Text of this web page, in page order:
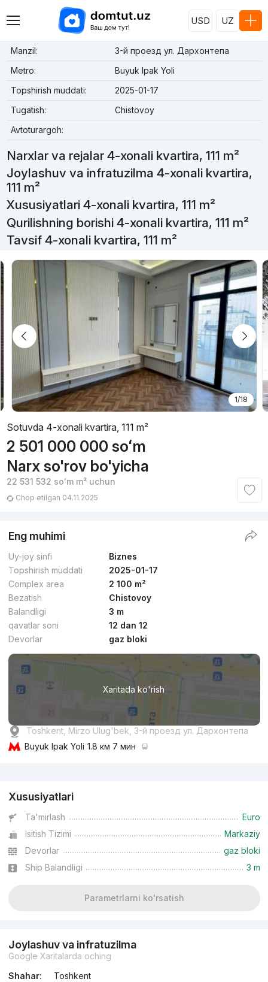
USD UZ
Manzil:
3-й проезд ул. Дархонтепа
Metro:
Buyuk Ipak Yoli
Topshirish muddati:
2025-01-17
Tugatish:
Chistovoy
Avtoturargoh:
Narxlar va rejalar 4-xonali kvartira, 111 m²
Joylashuv va infratuzilma 4-xonali kvartira,
111 m²
Xususiyatlari 4-xonali kvartira, 111 m²
Qurilishning borishi 4-xonali kvartira, 111 m²
Tavsif 4-xonali kvartira, 111 m²
1/18
Sotuvda 4-xonali kvartira, 111 m²
2 501 000 000 soʻm
Narx so'rov bo'yicha
22 531 532 soʻmm² uchun
Chop etilgan 04.11.2025
Eng muhimi
Uy-joy sinfi
Biznes
Topshirish muddati
2025-01-17
Complex area
2 100 m²
Bezatish
Chistovoy
Balandligi
3 m
qavatlar soni
12 dan 12
Devorlar
gaz bloki
Xaritada ko'rish
Toshkent, Mirzo Ulug'bek, 3-й проезд ул. Дархонтепа
Buyuk Ipak Yoli 1.8 км 7 мин
Xususiyatlari
Ta'mirlash
Euro
Isitish Tizimi
Markaziy
Devorlar
gaz bloki
Ship Balandligi
3 m
Parametrlarni ko'rsatish
Joylashuv va infratuzilma
Google Xaritalarda oching
Shahar:
Toshkent